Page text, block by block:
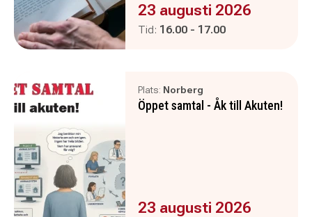
Evenemanget är :
23 augusti 2026
Tid: Pågår mellan
16.00 - och
17.00
Plats: Norberg
Öppet samtal - Åk till Akuten!
Evenemanget är :
23 augusti 2026